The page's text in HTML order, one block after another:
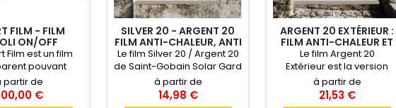
FILM - FILM
ON/OFF
Film est un film
pouvant
grâce à un
Votre surface
donc être
partir de
€
SILVER 20 - ARGENT 20
FILM ANTI-CHALEUR, ANTI
ÉBLOUISSEMENT
RÉFLÉCHISSANT SAINT-
GOBAIN SOLAR GARD
Le film Silver 20 / Argent 20
de Saint-Gobain Solar Gard
est le plus classique et le
plus utilisé des films pour
vitrages. Très efficace
à partir de
14,98 €
ARGENT 20 EXTÉRIEUR :
FILM ANTI-CHALEUR ET
ANTI-ÉBLOUISSEMENT
POSE EXTÉRIEURE
Le film Argent 20
Extérieur est la version
’extérieure’ du film Argent
20. Son efficacité de rejet
de chaleur le rend
à partir de
21,53 €